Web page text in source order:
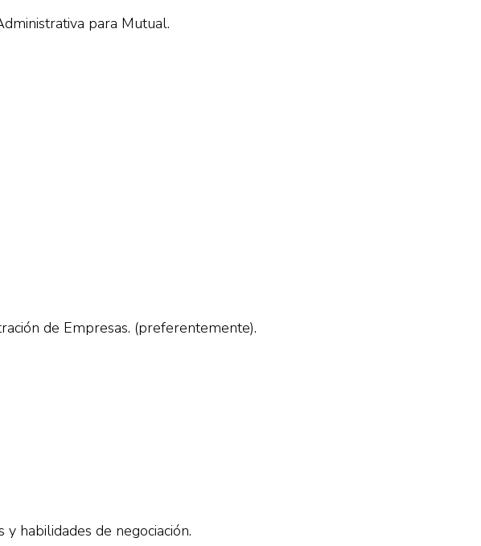
para Mutual.
de Empresas. (preferentemente).
habilidades de negociación.